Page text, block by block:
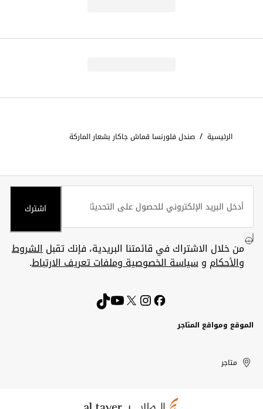
الرئيسية / صندل فلورنسا قماش جاكار بشعار الماركة
اشترك
من خلال الاشتراك في قائمتنا البريدية، فإنك تقبلالشروط
والأحكام وسياسة الخصوصية وملفات تعريف الارتباط.
الموقع ومواقع المتاجر
United
Arab
Kuwait
الإمارات
العربية
الكويت
متاجر